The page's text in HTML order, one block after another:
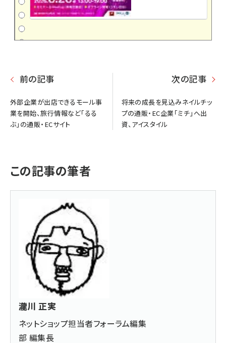
前の記事
外部企業が出店できるモール事
業を開始、旅行情報など「るる
ぶ」の通販・ECサイト
次の記事
将来の成長を見込みネイルチッ
プの通販・EC企業「ミチ」へ出
資、アイスタイル
この記事の筆者
瀧川 正実
ネットショップ担当者フォーラム編集
部 編集長